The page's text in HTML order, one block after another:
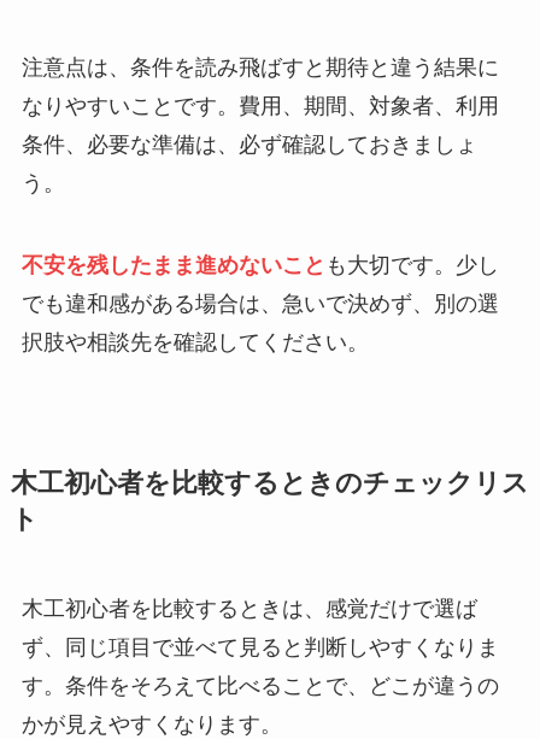
注意点は、条件を読み飛ばすと期待と違う結果に
なりやすいことです。費用、期間、対象者、利用
条件、必要な準備は、必ず確認しておきましょ
う。
不安を残したまま進めないこと も大切です。少し
でも違和感がある場合は、急いで決めず、別の選
択肢や相談先を確認してください。
木工初心者を比較するときのチェックリス
ト
木工初心者を比較するときは、感覚だけで選ば
ず、同じ項目で並べて見ると判断しやすくなりま
す。条件をそろえて比べることで、どこが違うの
かが見えやすくなります。